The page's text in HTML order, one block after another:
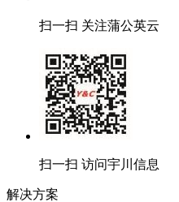
扫一扫 关注蒲公英云
扫一扫 访问宇川信息
解决方案